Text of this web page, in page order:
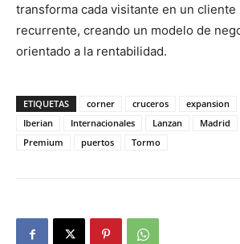
transforma cada visitante en un cliente
recurrente, creando un modelo de
orientado a la rentabilidad.
ETIQUETAS corner cruceros expansion
Iberian
Internacionales Lanzan Madrid
Premium
puertos Tormo